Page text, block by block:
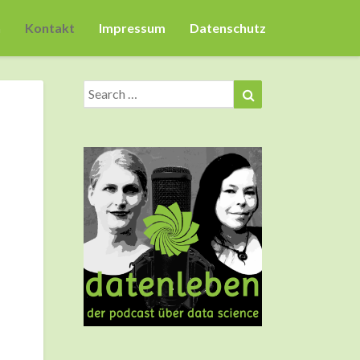
Kontakt Impressum Datenschutz
Search
for: